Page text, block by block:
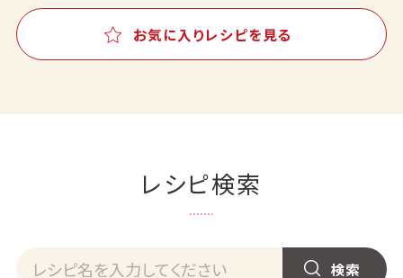
お気に入りレシピを見る
レシピ検索